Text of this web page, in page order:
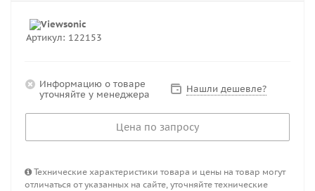
Артикул: 122153
Информацию о товаре
уточняйте у менеджера
Нашли дешевле?
Цена по запросу
Технические характеристики товара и цены на товар могут
отличаться от указанных на сайте, уточняйте технические